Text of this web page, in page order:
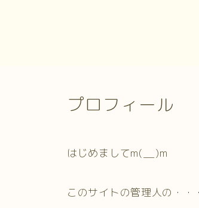
プロフィール
はじめましてm(__)m
このサイトの管理人の・・・